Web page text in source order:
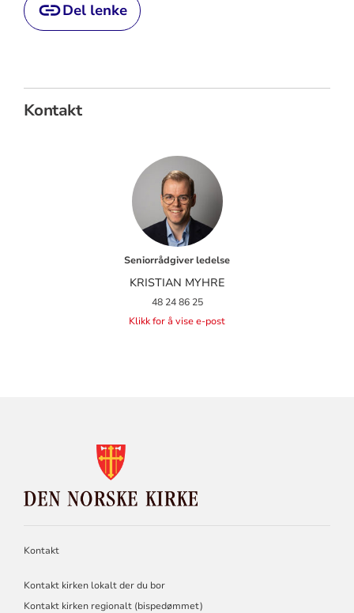
Del lenke
Kontakt
Seniorrådgiver ledelse
KRISTIAN MYHRE
48 24 86 25
Klikk for å vise e-post
NORSKE
KIRKE
Kontakt
Kontakt kirken lokalt der du bor
Kontakt kirken regionalt (bispedømmet)